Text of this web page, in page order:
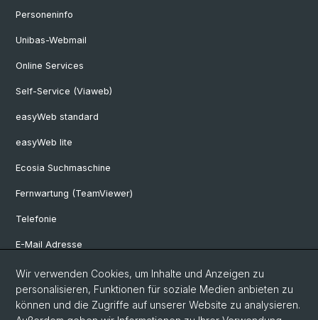
Personeninfo
Unibas-Webmail
Online Services
Self-Service (Viaweb)
easyWeb standard
easyWeb lite
Ecosia Suchmaschine
Fernwartung (TeamViewer)
Telefonie
E-Mail Adresse
Internet & Netzzugriff
Hardwareausleihe
Wir verwenden Cookies, um Inhalte und Anzeigen zu
personalisieren, Funktionen für soziale Medien anbieten zu
können und die Zugriffe auf unserer Website zu analysieren.